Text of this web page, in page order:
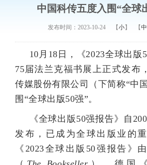
中国科传五度入围“全球
发布时间：2023-10-24 【小】 【中
10 月 18 日，《2023全球出版
75届法兰克福书展上正式发布
传媒股份有限公司（下简称“中
围“全球出版50强”。
《全球出版 50强报告》自
发布，已成为全球出版业的重
《 2023全球出版 50强报告》